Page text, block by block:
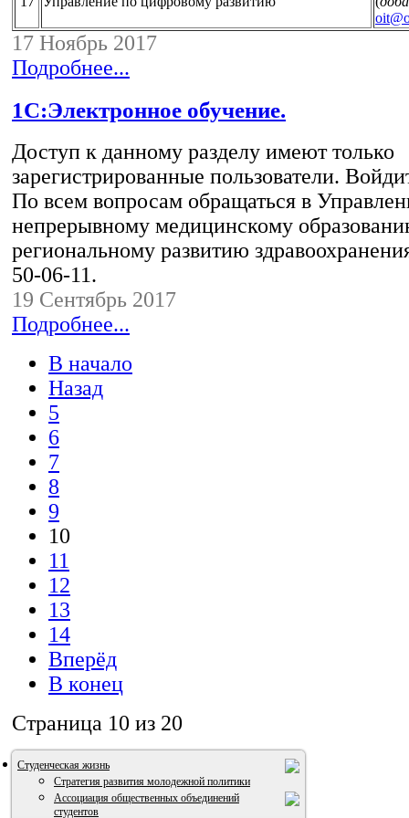
17 Ноябрь 2017
Подробнее...
1С:Электронное обучение.
Доступ к данному разделу имеют только
зарегистрированные пользователи.
По всем вопросам обращаться в
непрерывному медицинскому
региональному развитию
50-06-11.
19 Сентябрь 2017
Подробнее...
В начало
Назад
5
6
7
8
9
10
11
12
13
14
Вперёд
В конец
Страница 10 из 20
Студенческая жизнь
Стратегия развития молодежной политики
Ассоциация общественных объединений
студентов